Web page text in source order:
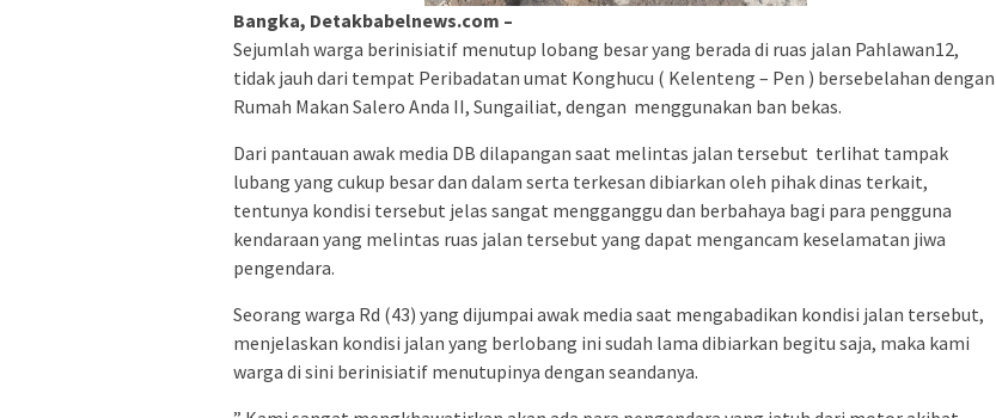
Bangka, Detakbabelnews.com –
Sejumlah warga berinisiatif menutup lobang besar yang berada di ruas jalan Pahlawan12,
tidak jauh dari tempat Peribadatan umat Konghucu ( Kelenteng – Pen ) bersebelahan dengan
Rumah Makan Salero Anda II, Sungailiat, dengan menggunakan ban bekas.
Dari pantauan awak media DB dilapangan saat melintas jalan tersebut terlihat tampak
lubang yang cukup besar dan dalam serta terkesan dibiarkan oleh pihak dinas terkait,
tentunya kondisi tersebut jelas sangat mengganggu dan berbahaya bagi para pengguna
kendaraan yang melintas ruas jalan tersebut yang dapat mengancam keselamatan jiwa
pengendara.
Seorang warga Rd (43) yang dijumpai awak media saat mengabadikan kondisi jalan tersebut,
menjelaskan kondisi jalan yang berlobang ini sudah lama dibiarkan begitu saja, maka kami
warga di sini berinisiatif menutupinya dengan seandanya.